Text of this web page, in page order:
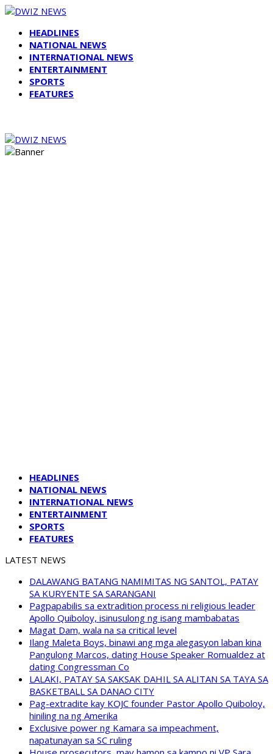
HEADLINES
NATIONAL NEWS
INTERNATIONAL NEWS
ENTERTAINMENT
SPORTS
FEATURES
HEADLINES
NATIONAL NEWS
INTERNATIONAL NEWS
ENTERTAINMENT
SPORTS
FEATURES
LATEST NEWS
DALAWANG BATANG NAMIMITAS NG SANTOL, PATAY
SA KURYENTE SA SARANGANI
Pagpapabilis sa extradition process ni religious leader
Apollo Quiboloy, isinusulong ng isang mambabatas
Magat Dam, wala na sa critical level
Ilang Maleta Boys, binawi ang mga alegasyon laban kina
Pangulong Marcos, dating House Speaker Romualdez at
dating Congressman Co
LALAKI, PATAY SA SAKSAK DAHIL SA ALITAN SA TAYA SA
BASKETBALL SA DANAO CITY
Pag-extradite kay KOJC founder Pastor Apollo Quiboloy,
hiniling na ng Amerika
Exclusive power ng Kamara sa impeachment,
napatunayan sa SC ruling